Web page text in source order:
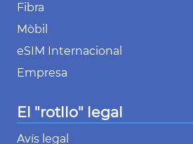
Fibra
Mòbil
eSIM Internacional
Empresa
El "rotllo" legal
Avís legal